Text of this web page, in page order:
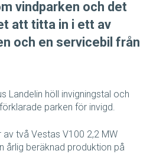
vindparken och det
att titta in i ett av
och en servicebil från
Landelin höll invigningstal och
parken för invigd.
av två Vestas V100 2,2 MW
årlig beräknad produktion på